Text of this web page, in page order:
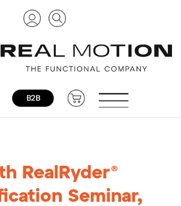
RealRyder®
Seminar,